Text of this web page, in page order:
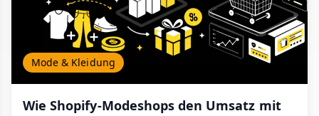
Mode & Kleidung
Wie Shopify-Modeshops den Umsatz mit